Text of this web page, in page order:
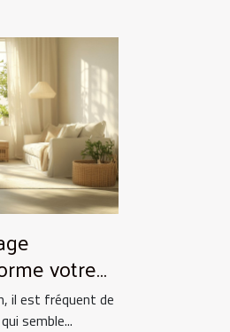
votre
?
il est fréquent de
semble...